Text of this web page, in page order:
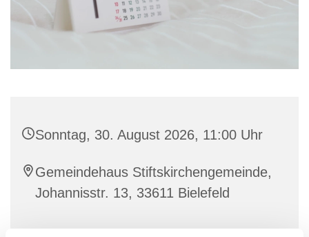
Sonntag, 30. August 2026, 11:00 Uhr
Gemeindehaus Stiftskirchengemeinde,
Johannisstr. 13, 33611 Bielefeld